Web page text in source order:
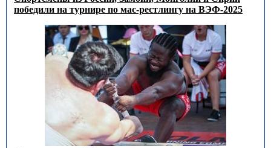
победили на турнире по мас-рестлингу на ВЭФ-2025